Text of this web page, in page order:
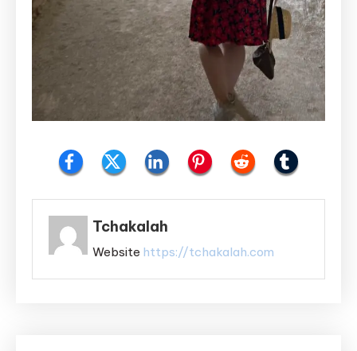
Tchakalah
Website https://tchakalah.com